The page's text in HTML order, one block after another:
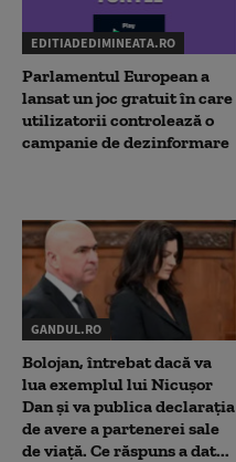
EDITIADEDIMINEATA.RO
Parlamentul European a
lansat un joc gratuit în care
utilizatorii controlează o
campanie de dezinformare
GANDUL.RO
Bolojan, întrebat dacă va
lua exemplul lui Nicușor
Dan și va publica declarația
de avere a partenerei sale
de viață. Ce răspuns a dat...